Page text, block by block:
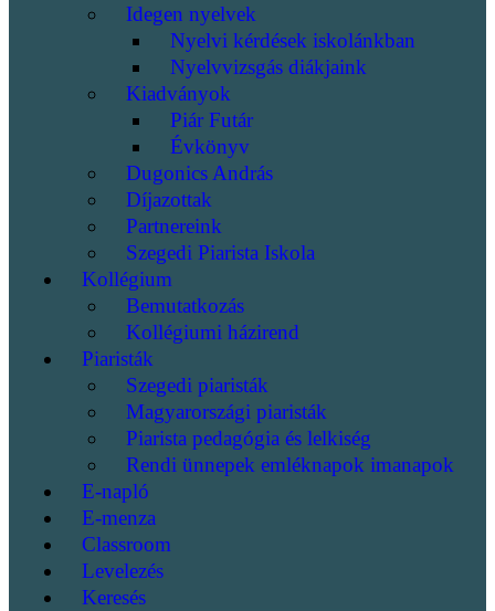
Idegen nyelvek
Nyelvi kérdések iskolánkban
Nyelvvizsgás diákjaink
Kiadványok
Piár Futár
Évkönyv
Dugonics András
Díjazottak
Partnereink
Szegedi Piarista Iskola
Kollégium
Bemutatkozás
Kollégiumi házirend
Piaristák
Szegedi piaristák
Magyarországi piaristák
Piarista pedagógia és lelkiség
Rendi ünnepek emléknapok imanapok
E-napló
E-menza
Classroom
Levelezés
Keresés